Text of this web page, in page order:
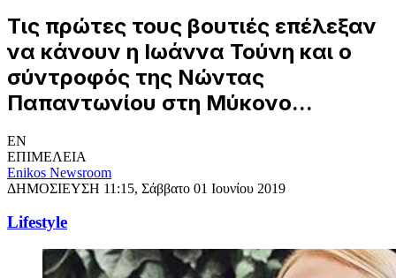
Τις πρώτες τους βουτιές επέλεξαν
να κάνουν η Ιωάννα Τούνη και ο
σύντροφός της Νώντας
Παπαντωνίου στη Μύκονο...
EN
ΕΠΙΜΕΛΕΙΑ
Enikos Newsroom
ΔΗΜΟΣΙΕΥΣΗ 11:15, Σάββατο 01 Ιουνίου 2019
Lifestyle